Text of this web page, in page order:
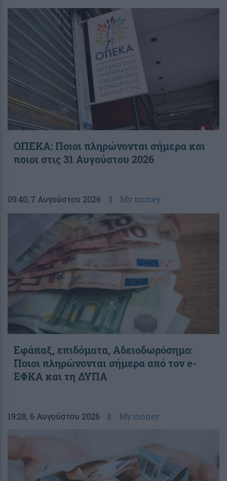
ΟΠΕΚΑ: Ποιοι πληρώνονται σήμερα και
ποιοι στις 31 Αυγούστου 2026
09:40, 7 Αυγούστου 2026 || My money
Εφάπαξ, επιδόματα, Αδειοδωρόσημο:
Ποιοι πληρώνονται σήμερα από τον e-
ΕΦΚΑ και τη ΔΥΠΑ
19:28, 6 Αυγούστου 2026 || My money